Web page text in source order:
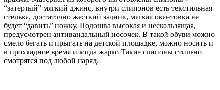
“затертый” мягкий джинс, внутри слипонов есть текстильная
стелька, достаточно жесткий задник, мягкая окантовка не
будет “давить” ножку. Подошва высокая и нескользящая,
предусмотрен антивандальный носочек. В такой обуви можно
смело бегать и прыгать на детской площадке, можно носить и
в прохладное время и когда жарко.Такие слипоны стильно
смотрятся под любой наряд.